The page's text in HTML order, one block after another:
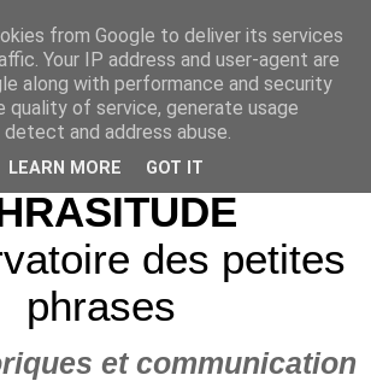
des petites
phrases
et communication
from Google to deliver its services
Your IP address and user-agent are
along with performance and security
quality of service, generate usage
and address abuse.
LEARN MORE GOT IT